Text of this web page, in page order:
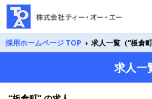
採用ホームページ TOP › 求人一覧（“板倉町
求人一